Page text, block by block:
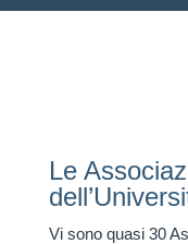
Le
Vi sono quasi 30